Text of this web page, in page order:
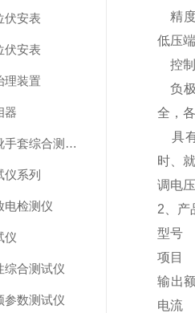
伏安表
伏安表
理装置
器
全自动绝缘靴手套综合测试仪
仪系列
电检测仪
仪
综合测试仪
参数测试仪
精度
低压
控制
负极
全，
具有
时、
调电
2、产
型号
项目
输出
电流